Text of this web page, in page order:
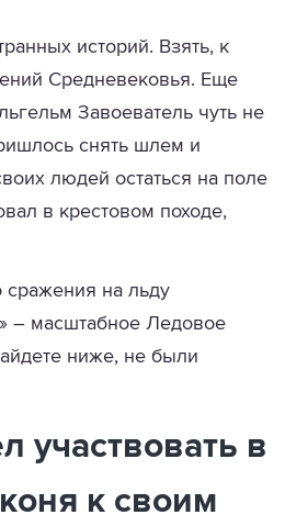
историй. Взять, к
Средневековья. Еще
Завоеватель чуть не
снять шлем и
людей остаться на поле
в крестовом походе,
сражения на льду
– масштабное Ледовое
ниже, не были
участвовать в
к своим